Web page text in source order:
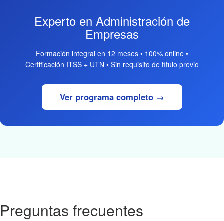
Experto en Administración de
Empresas
Formación integral en 12 meses • 100% online •
Certificación ITSS + UTN • Sin requisito de título previo
Ver programa completo →
Preguntas frecuentes